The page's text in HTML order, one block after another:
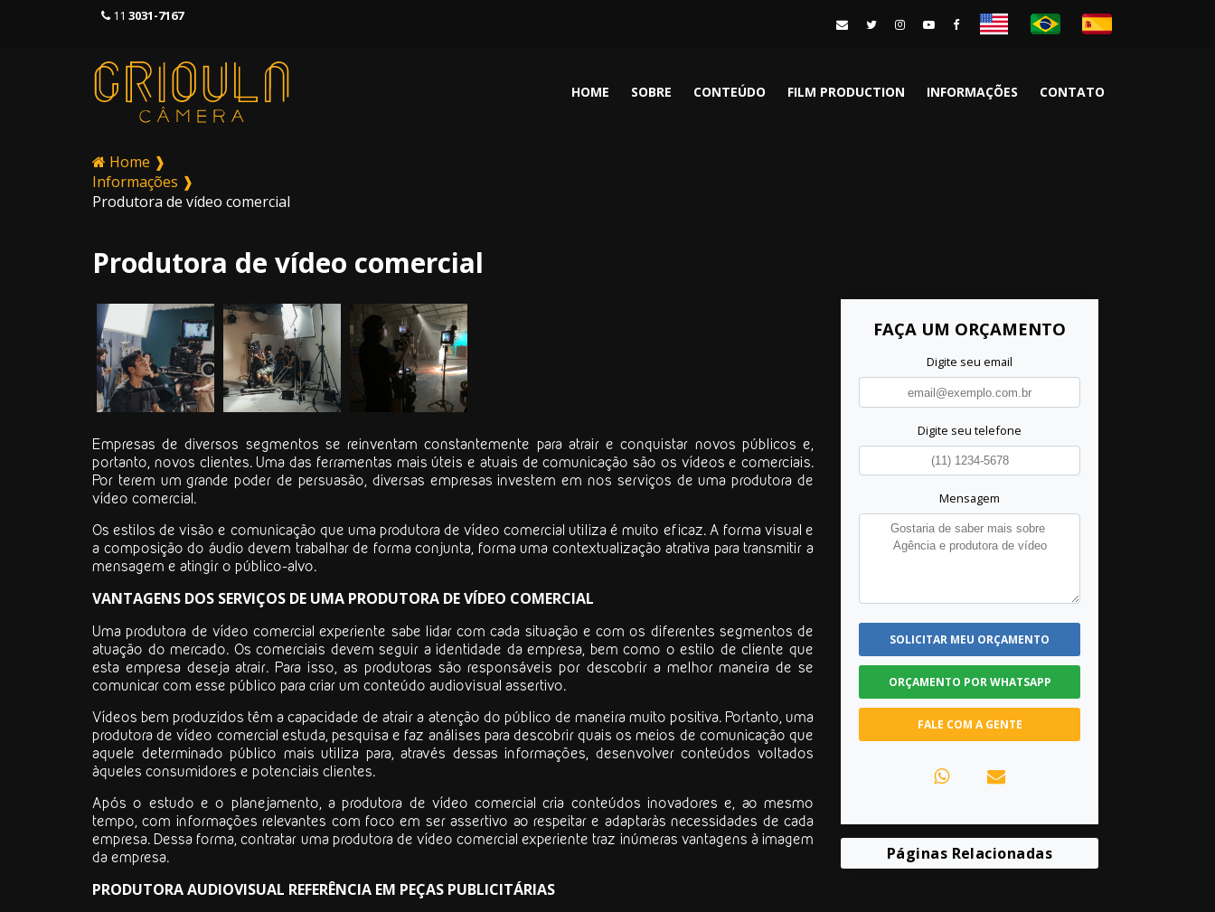
11 3031-7167
HOME SOBRE CONTEÚDO FILM PRODUCTION INFORMAÇÕES CONTATO
Home ❱
Informações ❱
Produtora de vídeo comercial
Produtora de vídeo comercial
Empresas de diversos segmentos se reinventam constantemente para atrair e conquistar novos públicos e,
portanto, novos clientes. Uma das ferramentas mais úteis e atuais de comunicação são os vídeos e comerciais.
Por terem um grande poder de persuasão, diversas empresas investem em nos serviços de uma produtora de
vídeo comercial.
Os estilos de visão e comunicação que uma produtora de vídeo comercial utiliza é muito eficaz. A forma visual e
a composição do áudio devem trabalhar de forma conjunta, forma uma contextualização atrativa para transmitir a
mensagem e atingir o público-alvo.
VANTAGENS DOS SERVIÇOS DE UMA PRODUTORA DE VÍDEO COMERCIAL
Uma produtora de vídeo comercial experiente sabe lidar com cada situação e com os diferentes segmentos de
atuação do mercado. Os comerciais devem seguir a identidade da empresa, bem como o estilo de cliente que
esta empresa deseja atrair. Para isso, as produtoras são responsáveis por descobrir a melhor maneira de se
comunicar com esse público para criar um conteúdo audiovisual assertivo.
Vídeos bem produzidos têm a capacidade de atrair a atenção do público de maneira muito positiva. Portanto, uma
produtora de vídeo comercial estuda, pesquisa e faz análises para descobrir quais os meios de comunicação que
aquele determinado público mais utiliza para, através dessas informações, desenvolver conteúdos voltados
àqueles consumidores e potenciais clientes.
Após o estudo e o planejamento, a produtora de vídeo comercial cria conteúdos inovadores e, ao mesmo
tempo, com informações relevantes com foco em ser assertivo ao respeitar e adaptaràs necessidades de cada
empresa. Dessa forma, contratar uma produtora de vídeo comercial experiente traz inúmeras vantagens à imagem
da empresa.
PRODUTORA AUDIOVISUAL REFERÊNCIA EM PEÇAS PUBLICITÁRIAS
FAÇA UM ORÇAMENTO
Digite seu email
Digite seu telefone
Mensagem
SOLICITAR MEU ORÇAMENTO
ORÇAMENTO POR WHATSAPP
FALE COM A GENTE
Páginas Relacionadas